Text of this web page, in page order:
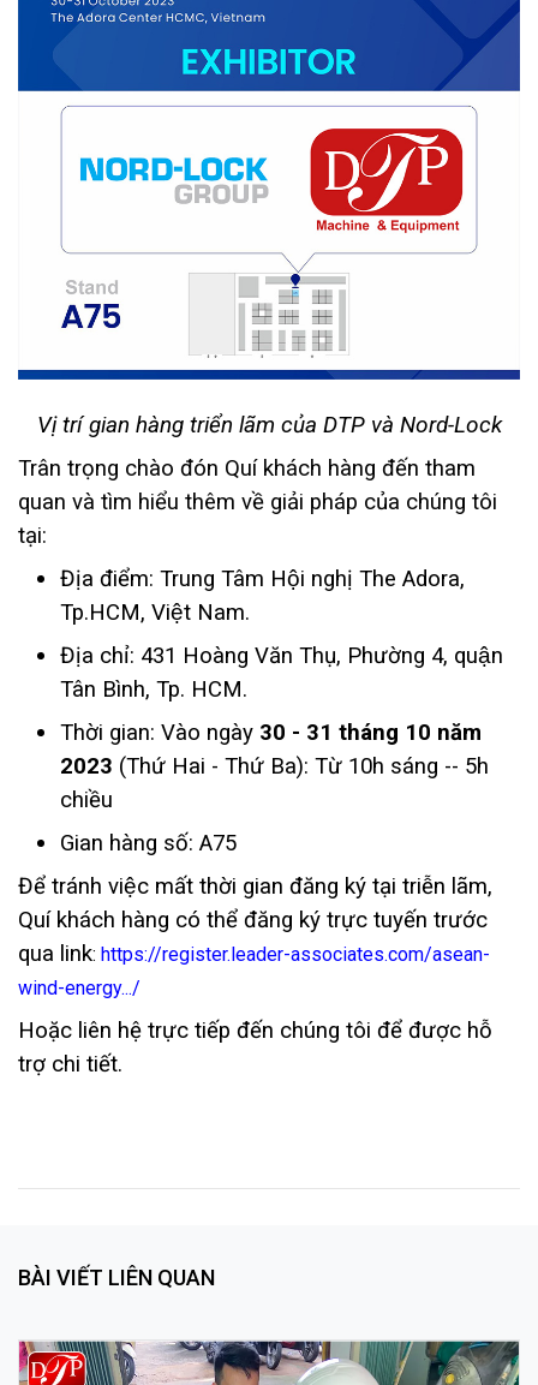
Vị trí gian hàng triển lãm của DTP và Nord-Lock
Trân trọng chào đón Quí khách hàng đến tham
quan và tìm hiểu thêm về giải pháp của chúng tôi
tại:
Địa điểm: Trung Tâm Hội nghị The Adora,
Tp.HCM, Việt Nam.
Địa chỉ: 431 Hoàng Văn Thụ, Phường 4, quận
Tân Bình, Tp. HCM.
Thời gian: Vào ngày 30 - 31 tháng 10 năm
2023 (Thứ Hai - Thứ Ba): Từ 10h sáng -- 5h
chiều
Gian hàng số: A75
Để tránh việc mất thời gian đăng ký tại triễn lãm,
Quí khách hàng có thể đăng ký trực tuyến trước
qua link: https://register.leader-associates.com/asean-
wind-energy.../
Hoặc liên hệ trực tiếp đến chúng tôi để được hỗ
trợ chi tiết.
BÀI VIẾT LIÊN QUAN